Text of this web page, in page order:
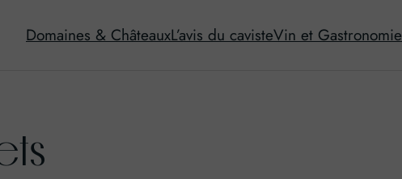
Domaines & ChâteauxL’avis du cavisteVin et Gastronomie